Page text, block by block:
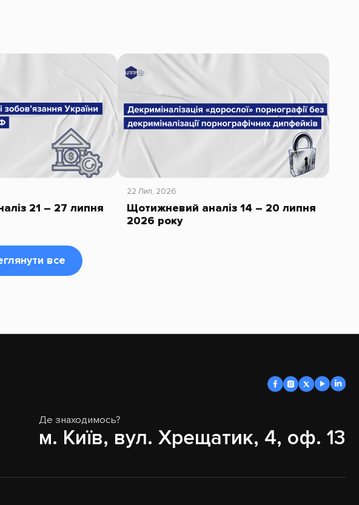
21 – 27 липня
22 Лип, 2026
Щотижневий аналіз 14 – 20 липня
2026 року
все
Де знаходимось?
м. Київ, вул. Хрещатик, 4, оф. 13